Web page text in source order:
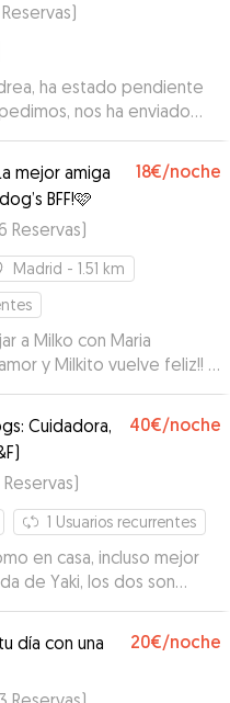
Reservas)
ha estado pendiente
nos ha enviado
que se habia adaptado
esta cuidada y bien
buena y la ha admitido de
Seguro q
mejor amiga
BFF!🩷
18€/noche
Reservas)
Madrid - 1.51 km
a Milko con Maria
y Milkito vuelve feliz!! la
!!”
Cuidadora,
40€/noche
Reservas)
1 Usuarios recurrentes
en casa, incluso mejor
de Yaki, los dos son
mucho pero a ella le gusta
no tiene en casa. Miriam la
en todo momento,
que estamos muy
día con una
20€/noche